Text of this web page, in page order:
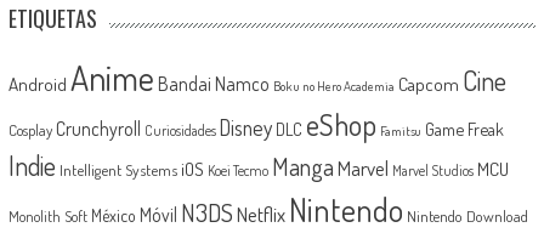
ETIQUETAS
Android Anime Bandai Namco Boku no Hero Academia Capcom Cine
Cosplay Crunchyroll Curiosidades Disney DLC eShop Famitsu Game Freak
Indie Intelligent Systems iOS Koei Tecmo MangaMarvel Marvel Studios MCU
Monolith Soft México Móvil N3DSNetflix Nintendo Nintendo Download